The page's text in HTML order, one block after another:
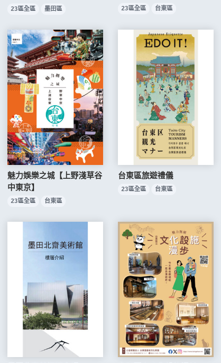
23區全區 墨田區 23區全區 台東區
魅力娛樂之城【上野淺草谷
中東京】
23區全區 台東區
台東區旅遊禮儀
23區全區 台東區